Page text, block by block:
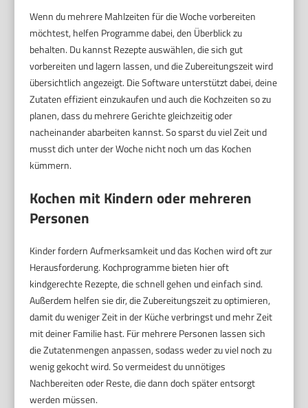
Wenn du mehrere Mahlzeiten für die Woche vorbereiten
möchtest, helfen Programme dabei, den Überblick zu
behalten. Du kannst Rezepte auswählen, die sich gut
vorbereiten und lagern lassen, und die Zubereitungszeit wird
übersichtlich angezeigt. Die Software unterstützt dabei, deine
Zutaten effizient einzukaufen und auch die Kochzeiten so zu
planen, dass du mehrere Gerichte gleichzeitig oder
nacheinander abarbeiten kannst. So sparst du viel Zeit und
musst dich unter der Woche nicht noch um das Kochen
kümmern.
Kochen mit Kindern oder mehreren
Personen
Kinder fordern Aufmerksamkeit und das Kochen wird oft zur
Herausforderung. Kochprogramme bieten hier oft
kindgerechte Rezepte, die schnell gehen und einfach sind.
Außerdem helfen sie dir, die Zubereitungszeit zu optimieren,
damit du weniger Zeit in der Küche verbringst und mehr Zeit
mit deiner Familie hast. Für mehrere Personen lassen sich
die Zutatenmengen anpassen, sodass weder zu viel noch zu
wenig gekocht wird. So vermeidest du unnötiges
Nachbereiten oder Reste, die dann doch später entsorgt
werden müssen.